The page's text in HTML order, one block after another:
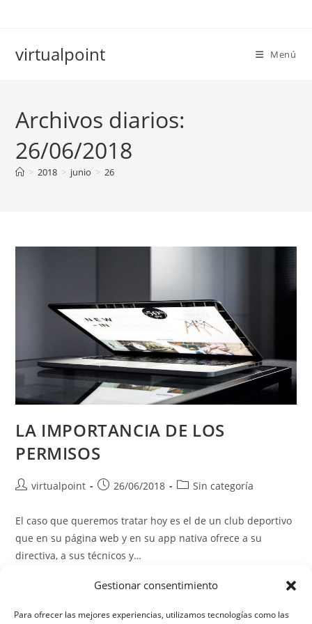
Gestionar consentimiento
Para ofrecer las mejores experiencias, utilizamos tecnologías como las
virtualpoint Menú
Archivos diarios:
26/06/2018
> 2018 > junio > 26
LA IMPORTANCIA DE LOS
PERMISOS
Autor
la
entrada:
virtualpoint
Publicación
entrada:
26/06/2018
Categoría
entrada:
Sin categoría
El caso que queremos tratar hoy es el de un club deportivo
que en su página web y en su app nativa ofrece a su
directiva, a sus técnicos y…
Continuar LeyendoLA
LOS